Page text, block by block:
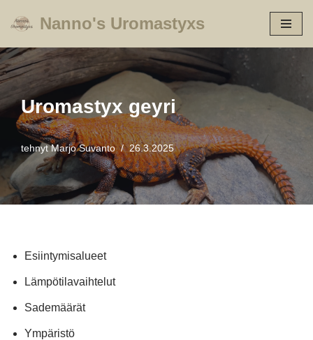
suoraan
sisältöön
Nanno's Uromastyxs
Uromastyx geyri
tehnytMarjo Suvanto 26.3.2025
Esiintymisalueet
Lämpötilavaihtelut
Sademäärät
Ympäristö